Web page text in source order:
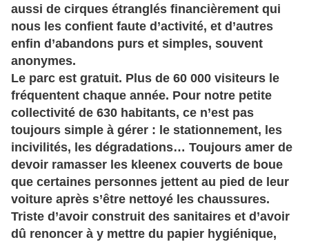
aussi de cirques étranglés financièrement qui
nous les confient faute d’activité, et d’autres
enfin d’abandons purs et simples, souvent
anonymes.
Le parc est gratuit. Plus de 60 000 visiteurs le
fréquentent chaque année. Pour notre petite
collectivité de 630 habitants, ce n’est pas
toujours simple à gérer : le stationnement, les
incivilités, les dégradations… Toujours amer de
devoir ramasser les kleenex couverts de boue
que certaines personnes jettent au pied de leur
voiture après s’être nettoyé les chaussures.
Triste d’avoir construit des sanitaires et d’avoir
dû renoncer à y mettre du papier hygiénique,